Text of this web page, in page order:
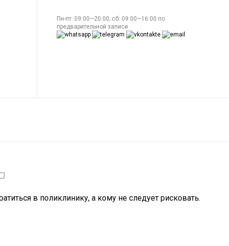
Пн-пт: 09:00—20:00; сб: 09:00—16:00 по
предварительной записи
в поликлинику, а кому не следует рисковать.